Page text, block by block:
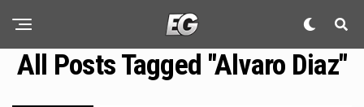
All Posts Tagged "alvaro Diaz"